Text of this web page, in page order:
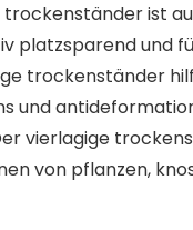
trockenständer ist
platzsparend und
trockenständer
und
vierlagige
von pflanzen,